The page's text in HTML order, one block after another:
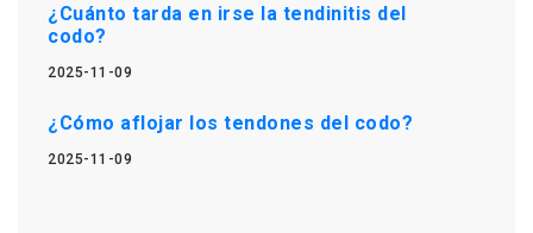
¿Cuánto tarda en irse la tendinitis del
codo?
2025-11-09
¿Cómo aflojar los tendones del codo?
2025-11-09